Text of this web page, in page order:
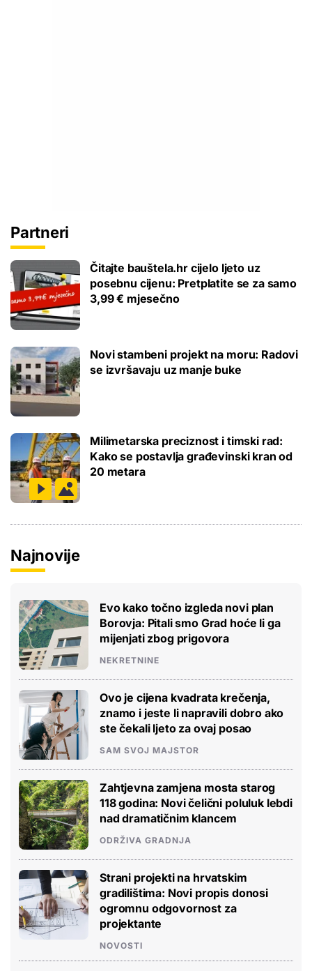
Partneri
Čitajte bauštela.hr cijelo ljeto uz
posebnu cijenu: Pretplatite se za samo
3,99 € mjesečno
Novi stambeni projekt na moru: Radovi
se izvršavaju uz manje buke
Milimetarska preciznost i timski rad:
Kako se postavlja građevinski kran od
20 metara
Najnovije
Evo kako točno izgleda novi plan
Borovja: Pitali smo Grad hoće li ga
mijenjati zbog prigovora
NEKRETNINE
Ovo je cijena kvadrata krečenja,
znamo i jeste li napravili dobro ako
ste čekali ljeto za ovaj posao
SAM SVOJ MAJSTOR
Zahtjevna zamjena mosta starog
118 godina: Novi čelični poluluk lebdi
nad dramatičnim klancem
ODRŽIVA GRADNJA
Strani projekti na hrvatskim
gradilištima: Novi propis donosi
ogromnu odgovornost za
projektante
NOVOSTI